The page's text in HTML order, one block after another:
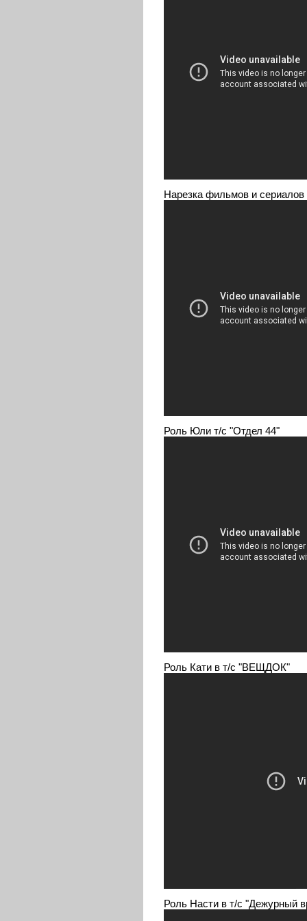
Нарезка фильмов и
Роль Юли т/с "Отдел 44"
Роль Кати в т/с "ВЕЩДОК"
Роль Насти в т/с "Дежурный